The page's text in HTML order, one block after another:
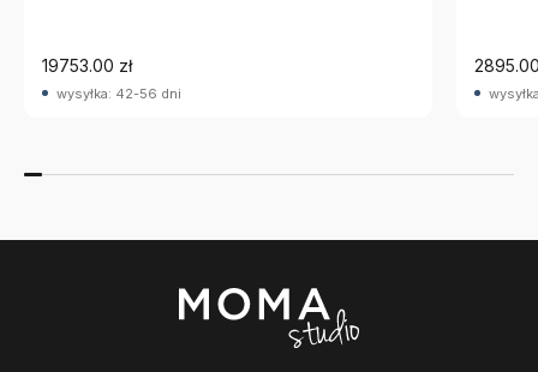
19753.00 zł
wysyłka: 42-56 dni